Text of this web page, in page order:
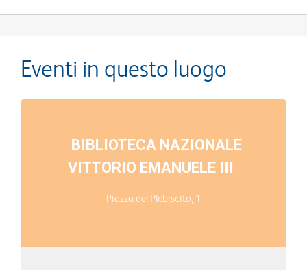
Eventi in questo luogo
BIBLIOTECA NAZIONALE
VITTORIO EMANUELE III
Piazza del Plebiscito, 1